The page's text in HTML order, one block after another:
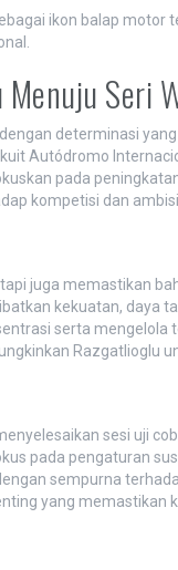
ikon balap motor
Seri
determinasi
Autódromo
pada
kompetisi dan
juga memastikan
kekuatan, daya
serta mengelola
Razgatlioglu
sesi uji
pada pengaturan
sempurna
yang memastikan